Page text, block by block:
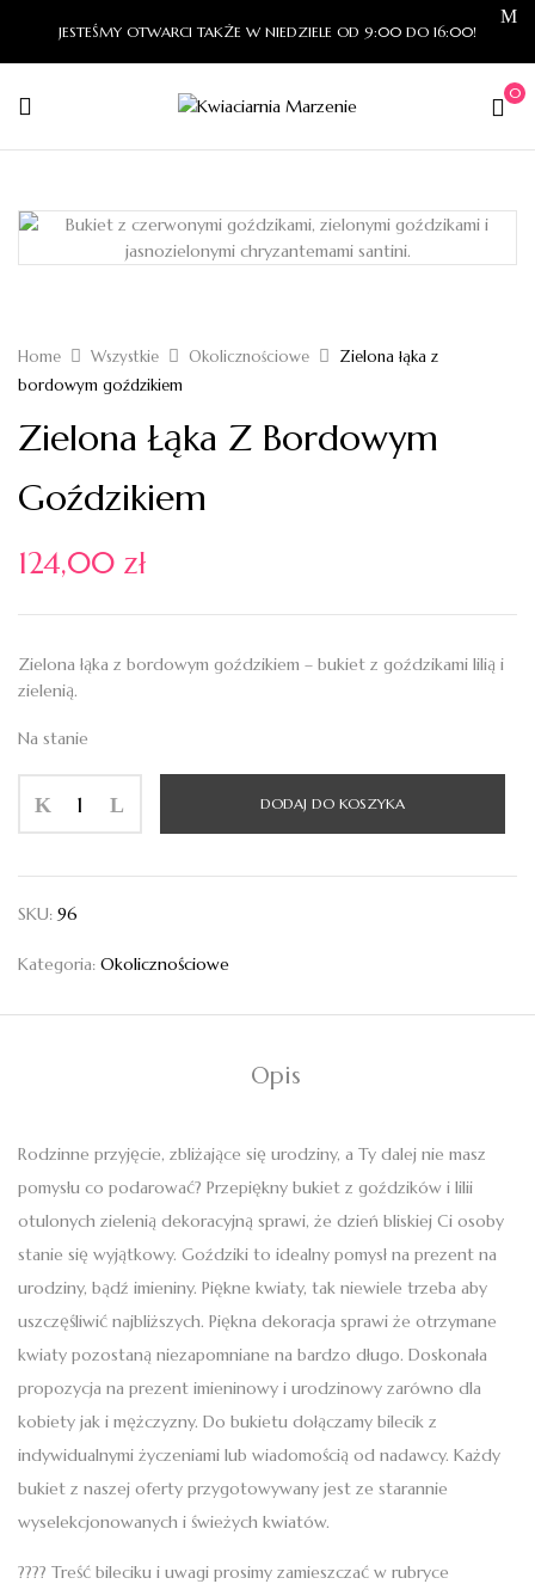
JESTEŚMY OTWARCI TAKŻE W NIEDZIELE OD 9:00 DO 16:00!
0
Home Wszystkie Okolicznościowe
Zielona łąka z
bordowym goździkiem
Zielona Łąka Z Bordowym
Goździkiem
124,00 zł
Zielona łąka z bordowym goździkiem – bukiet z goździkami lilią i
zielenią.
Na stanie
Zielona
łąka
goździkiem
DODAJ DO KOSZYKA
SKU: 96
Kategoria: Okolicznościowe
Opis
Rodzinne przyjęcie, zbliżające się urodziny, a Ty dalej nie masz
pomysłu co podarować? Przepiękny bukiet z goździków i lilii
otulonych zielenią dekoracyjną sprawi, że dzień bliskiej Ci osoby
stanie się wyjątkowy. Goździki to idealny pomysł na prezent na
urodziny, bądź imieniny. Piękne kwiaty, tak niewiele trzeba aby
uszczęśliwić najbliższych. Piękna dekoracja sprawi że otrzymane
kwiaty pozostaną niezapomniane na bardzo długo. Doskonała
propozycja na prezent imieninowy i urodzinowy zarówno dla
kobiety jak i mężczyzny. Do bukietu dołączamy bilecik z
indywidualnymi życzeniami lub wiadomością od nadawcy. Każdy
bukiet z naszej oferty przygotowywany jest ze starannie
wyselekcjonowanych i świeżych kwiatów.
???? Treść bileciku i uwagi prosimy zamieszczać w rubryce